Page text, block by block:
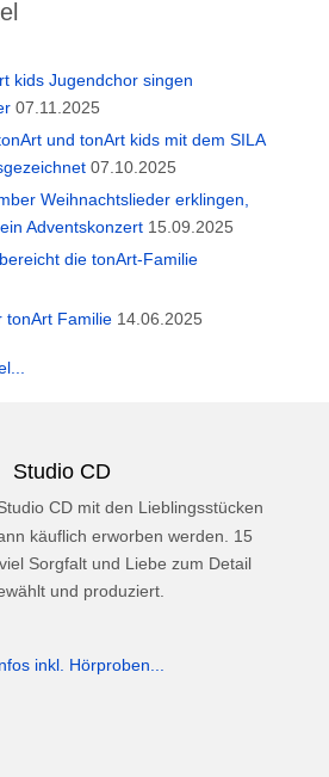
kids Jugendchor singen
07.11.2025
und tonArt kids mit dem SILA
07.10.2025
Weihnachtslieder erklingen,
Adventskonzert 15.09.2025
die tonArt-Familie
tonArt Familie 14.06.2025
Studio CD
CD mit den Lieblingsstücken
käuflich erworben werden. 15
Sorgfalt und Liebe zum Detail
und produziert.
inkl. Hörproben...